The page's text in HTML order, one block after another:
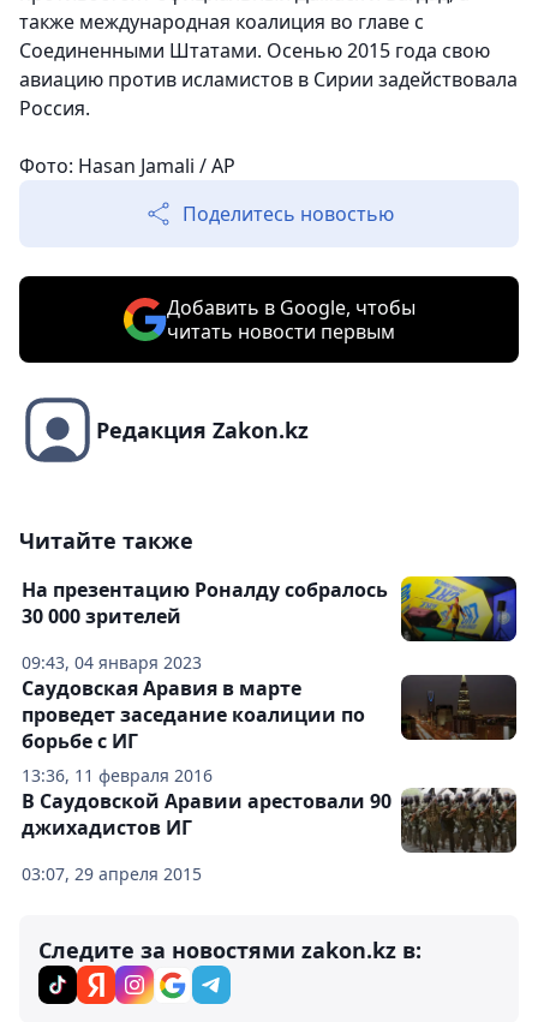
также международная коалиция во главе с
Соединенными Штатами. Осенью 2015 года свою
авиацию против исламистов в Сирии задействовала
Россия.
Фото: Hasan Jamali / AP
Поделитесь новостью
Добавить в Google, чтобы
читать новости первым
Редакция Zakon.kz
Читайте также
09:43, 04 января 2023
На презентацию Роналду собралось
30 000 зрителей
13:36, 11 февраля 2016
Саудовская Аравия в марте
проведет заседание коалиции по
борьбе с ИГ
03:07, 29 апреля 2015
В Саудовской Аравии арестовали 90
джихадистов ИГ
Следите за новостями zakon.kz в: